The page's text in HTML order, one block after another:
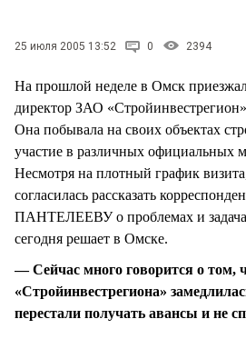
25 июля 2005 13:52 0 2394
На прошлой неделе в Омск
директор ЗАО
Она побывала на своих объектах
участие в различных официальных
Несмотря на плотный график
согласилась рассказать
ПАНТЕЛЕЕВУ о проблемах и
сегодня решает в Омске.
— Сейчас много говорится о том,
«Стройинвестрегиона»
перестали получать авансы и не